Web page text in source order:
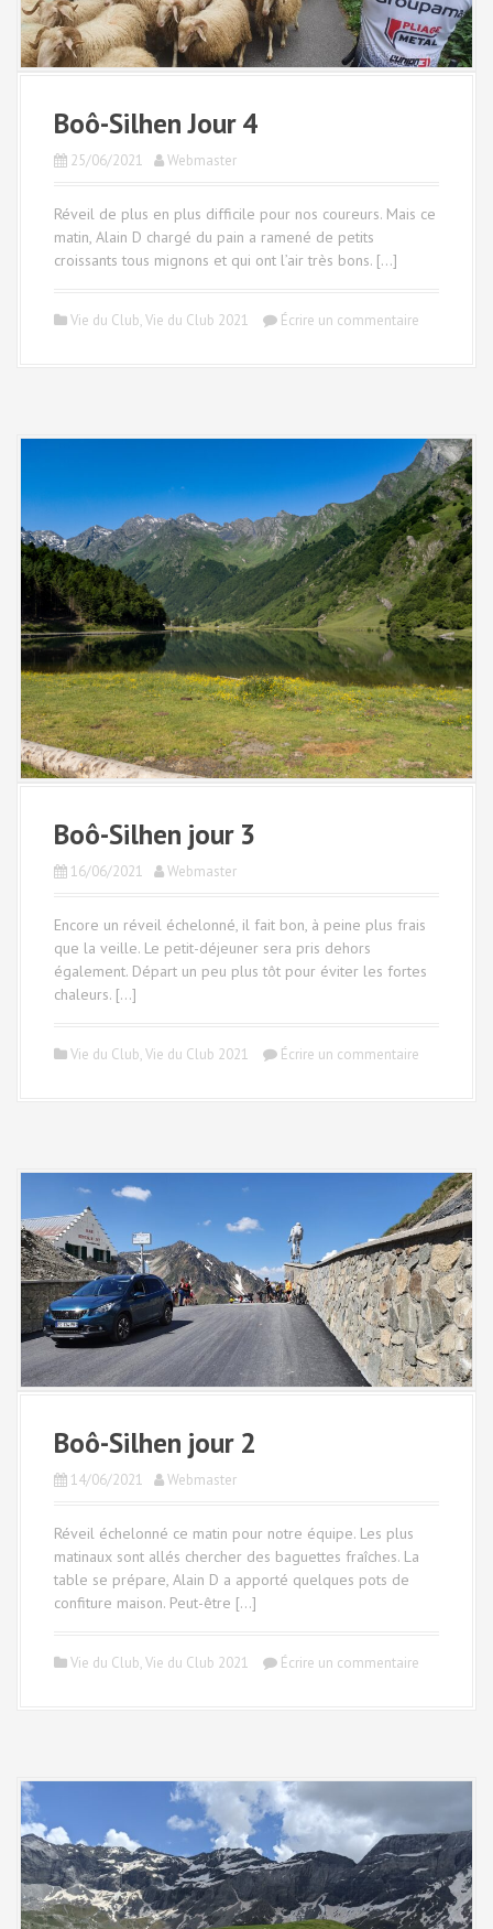
Boô-Silhen Jour 4
25/06/2021 Webmaster
Réveil de plus en plus difficile pour nos coureurs. Mais ce
matin, Alain D chargé du pain a ramené de petits
croissants tous mignons et qui ont l’air très bons. […]
Vie du Club,Vie du Club 2021 Écrire un commentaire
Boô-Silhen jour 3
16/06/2021 Webmaster
Encore un réveil échelonné, il fait bon, à peine plus frais
que la veille. Le petit-déjeuner sera pris dehors
également. Départ un peu plus tôt pour éviter les fortes
chaleurs. […]
Vie du Club,Vie du Club 2021 Écrire un commentaire
Boô-Silhen jour 2
14/06/2021 Webmaster
Réveil échelonné ce matin pour notre équipe. Les plus
matinaux sont allés chercher des baguettes fraîches. La
table se prépare, Alain D a apporté quelques pots de
confiture maison. Peut-être […]
Vie du Club,Vie du Club 2021 Écrire un commentaire